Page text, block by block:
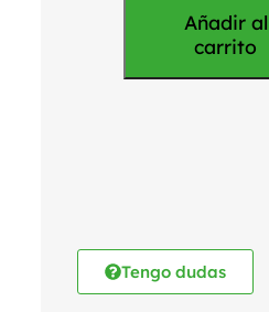
Añadir al
carrito
Tengo dudas